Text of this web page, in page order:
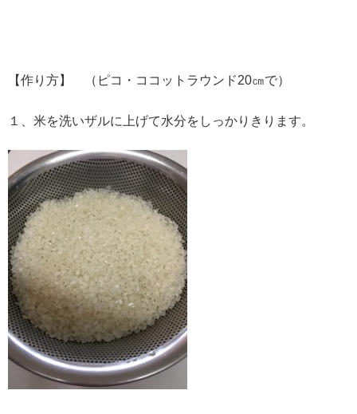
【作り方】 （ピコ・ココットラウンド20㎝で）
１、米を洗いザルに上げて水分をしっかりきります。